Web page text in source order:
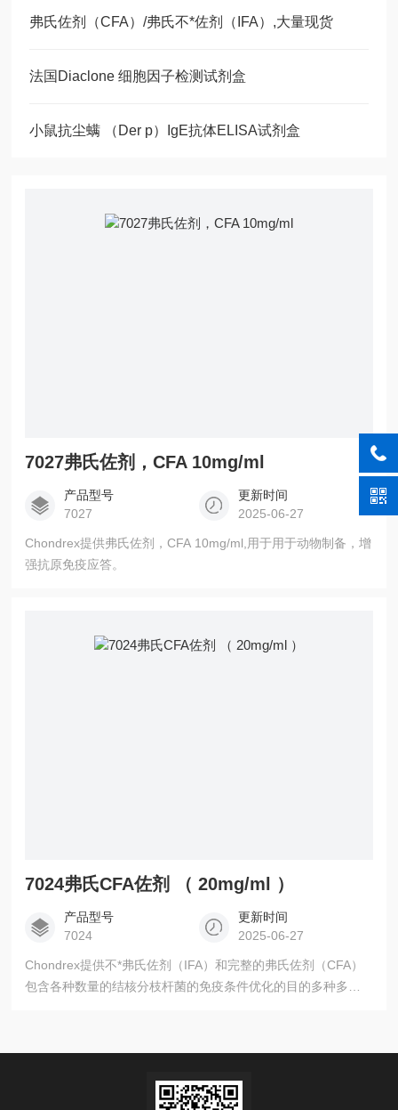
弗氏佐剂（CFA）/弗氏不*佐剂（IFA）,大量现货
法国Diaclone 细胞因子检测试剂盒
小鼠抗尘螨 （Der p）IgE抗体ELISA试剂盒
7027弗氏佐剂，CFA 10mg/ml
产品型号
7027
更新时间
2025-06-27
Chondrex提供弗氏佐剂，CFA 10mg/ml,用于用于动物制备，增
强抗原免疫应答。
7024弗氏CFA佐剂 （ 20mg/ml ）
产品型号
7024
更新时间
2025-06-27
Chondrex提供不*弗氏佐剂（IFA）和完整的弗氏佐剂（CFA）
包含各种数量的结核分枝杆菌的免疫条件优化的目的多种多样